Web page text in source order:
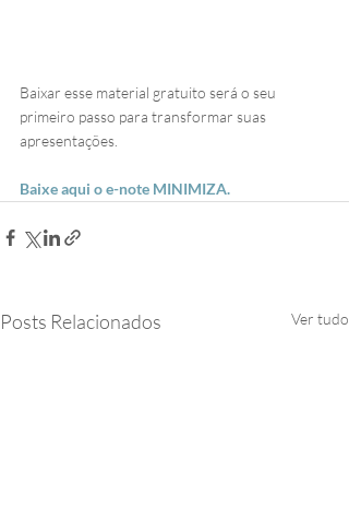
Baixar esse material gratuito será o seu
primeiro passo para transformar suas
apresentações.
Baixe aqui o e-note MINIMIZA.
Posts Relacionados Ver tudo